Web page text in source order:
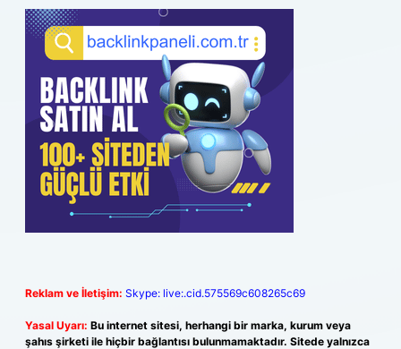
Reklam ve İletişim: Skype: live:.cid.575569c608265c69
Yasal Uyarı: Bu internet sitesi, herhangi bir marka, kurum veya
şahıs şirketi ile hiçbir bağlantısı bulunmamaktadır. Sitede yalnızca